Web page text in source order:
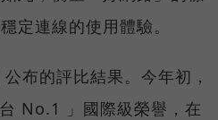
定連線的使用體驗。
布的評比結果。今年初，
No.1 」國際級榮譽，在